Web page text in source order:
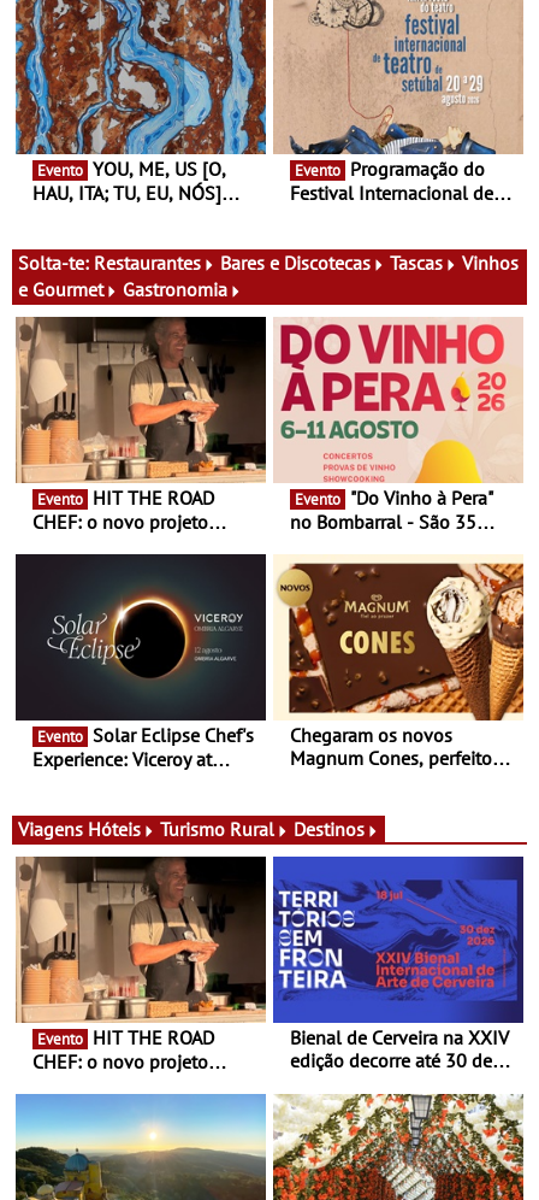
Finlândia é a convidada da
primeira edição do novo
ciclo de debates dedicado
aos grandes temas do
nosso tempo
performance na MAAT
Gallery a 3 de Setembro,
19:30
Evento
HAU, ITA; TU, EU, NÓS]
13 de Dezembro
Evento
Festival Internacional de
29 de Agosto
Solta-te: Restaurantes Bares e Discotecas Tascas
Vinhos
e Gourmet
Gastronomia
Evento
CHEF: o novo projeto
conceito gastronómico
itinerante que percorre
Portugal
Evento
no Bombarral - São 35
prova e seis dias de
experiências
Evento
Experience: Viceroy at
exclusiva
Chegaram os novos
Magnum Cones, perfeitos
Viagens Hóteis Turismo Rural Destinos
Evento
CHEF: o novo projeto
Queiroz Ribeiro - Um novo
conceito gastronómico
itinerante que percorre
Portugal
Bienal de Cerveira na XXIV
edição decorre até 30 de
enquanto “Territórios sem
Fronteira”